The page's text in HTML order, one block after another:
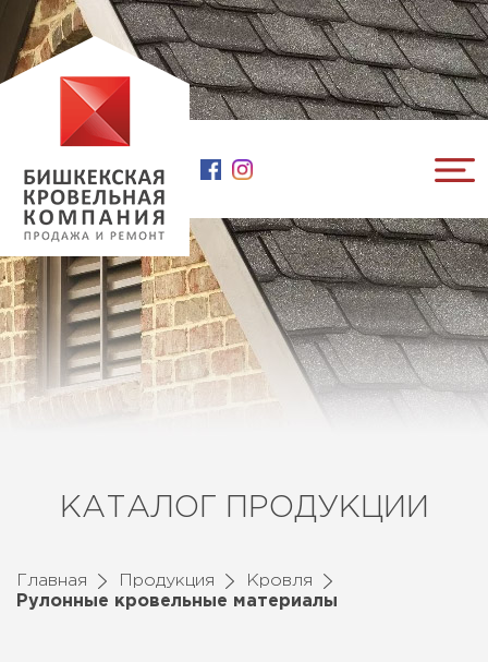
КАТАЛОГ ПРОДУКЦИИ
Главная Продукция
Кровля
Рулонные кровельные материалы